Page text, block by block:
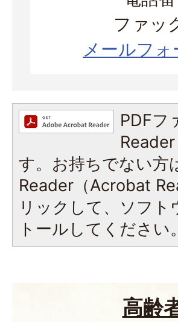
ファッ
メールフ
PDFフ
す。お持ちでない方
Reader（Acrobat
リックして、ソフ
トールしてください。
高齢